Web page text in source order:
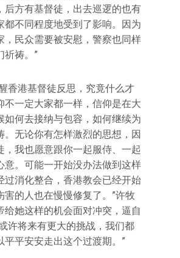
后方有基督徒，出去巡逻的也有
都不同程度地受到了影响。因为
，民众需要被安慰，警察也同样
祈祷。”
香港基督徒反思，究竟什么才
不一定大家都一样，信仰是在大
如何去接纳与包容，如何继续为
。无论你有怎样激烈的思想，因
，我也愿意跟你一起服侍、一起
意。可能一开始没办法做到这样
过消化整合，香港教会已经开始
害的人也在慢慢修复了。”许牧
给她这样的机会面对冲突，逼自
许将来有更大的挑战，我们都
平平安安走出这个过渡期。”